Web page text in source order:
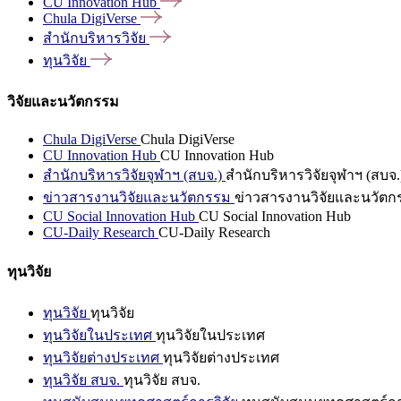
Chula DigiVerse
สำนักบริหารวิจัย
ทุนวิจัย
วิจัยและนวัตกรรม
Chula DigiVerse Chula DigiVerse
CU Innovation Hub CU Innovation Hub
สำนักบริหารวิจัยจุฬาฯ (สบจ.) สำนักบริหารวิจัยจุฬาฯ (สบจ
ข่าวสารงานวิจัยและนวัตกรรม ข่าวสารงานวิจัยและนวัตก
CU Social Innovation Hub CU Social Innovation Hub
CU-Daily Research CU-Daily Research
ทุนวิจัย
ทุนวิจัย ทุนวิจัย
ทุนวิจัยในประเทศ ทุนวิจัยในประเทศ
ทุนวิจัยต่างประเทศ ทุนวิจัยต่างประเทศ
ทุนวิจัย สบจ. ทุนวิจัย สบจ.